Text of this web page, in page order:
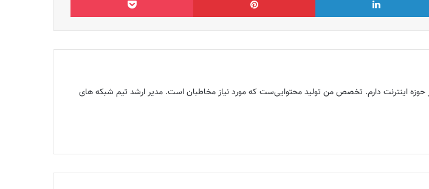
و ۷ سالی ست که فعالیت جدی در حوزه اینترنت دارم. تخصص من تولید محتوایی‌ست که مورد نیاز مخاطبان است. مدیر ارشد تیم شبکه های